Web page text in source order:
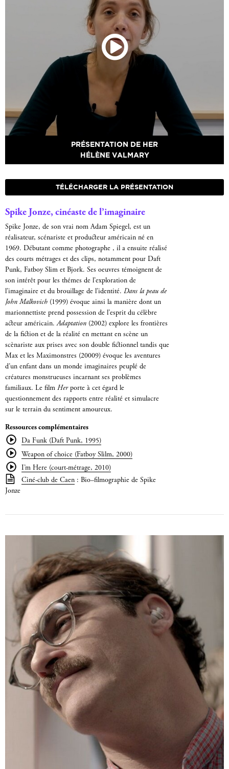
PRÉSENTATION DE HER
HÉLÈNE VALMARY
TÉLÉCHARGER LA PRÉSENTATION
Spike Jonze, cinéaste de l’imaginaire
Spike Jonze, de son vrai nom Adam Spiegel, est un
réalisateur, scénariste et producteur américain né en
1969. Débutant comme photographe , il a ensuite réalisé
des courts métrages et des clips, notamment pour Daft
Punk, Fatboy Slim et Bjork. Ses oeuvres témoignent de
son intérêt pour les thémes de l’exploration de
l’imaginaire et du brouillage de l’identité. Dans la peau de
John Malkovich (1999) évoque ainsi la manière dont un
marionnettiste prend possession de l’esprit du célèbre
acteur américain.Adaptation (2002) explore les frontières
de la fiction et de la réalité en mettant en scène un
scènariste aux prises avec son double fictionnel tandis que
Max et les Maximonstres (20009) évoque les aventures
d’un enfant dans un monde imaginaires peuplé de
créatures monstrueuses incarnant ses problèmes
familiaux. Le film Herporte à cet égard le
questionnement des rapports entre réalité et simulacre
sur le terrain du sentiment amoureux.
Ressources complémentaires
Da Funk (Daft Punk, 1995)
Weapon of choice (Fatboy Slilm, 2000)
I’m Here (court-métrage, 2010)
Ciné-club de Caen : Bio–filmographie de Spike
Jonze